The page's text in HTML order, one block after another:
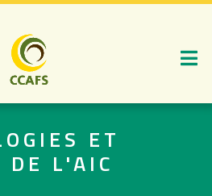
Aller
au
contenu
principal
ET
DE L'AIC